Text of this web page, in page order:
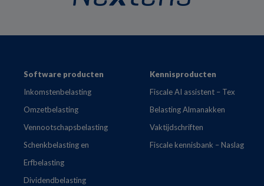
FooterSoftware producten
Inkomstenbelasting
Omzetbelasting
Vennootschapsbelasting
Schenkbelasting en
Erfbelasting
Dividendbelasting
Kennisproducten
Fiscale AI assistent – Tex
Belasting Almanakken
Vaktijdschriften
Fiscale kennisbank – Naslag